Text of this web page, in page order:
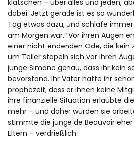
klatschen – über alles und jeden,
dabei. Jetzt gerade ist es so
Tag etwas dazu, und schlafe
am Morgen war.“ Vor ihren Augen
einer nicht endenden Öde, die kein
um Teller stapeln sich vor ihren
junge Simone genau, dass ihr kein
bevorstand. Ihr Vater hatte ihr
prophezeit, dass er ihnen keine
ihre finanzielle Situation erlaubte
mehr – und daher würden sie
stimmte die junge de Beauvoir eher
Eltern – verdrießlich: